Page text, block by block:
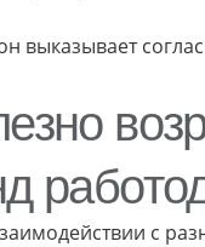
выказывает
с